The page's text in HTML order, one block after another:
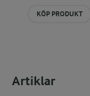
KÖP PRODUKT
Artiklar